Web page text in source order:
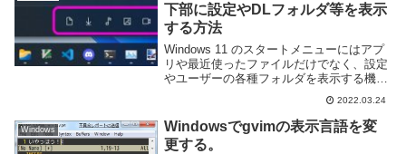
下部に設定やDLフォルダ等を表示
する方法
Windows 11 のスタートメニューにはアプ
リや最近使ったファイルだけでなく、設定
やユーザーの各種フォルダを表示する機能
がある。しかし、その機能は標準ではオフ
になっている。このページでは Windows
11 のスタートメニュー下部・電...
2022.03.24
Windows
Windowsでgvimの表示言語を変
更する。